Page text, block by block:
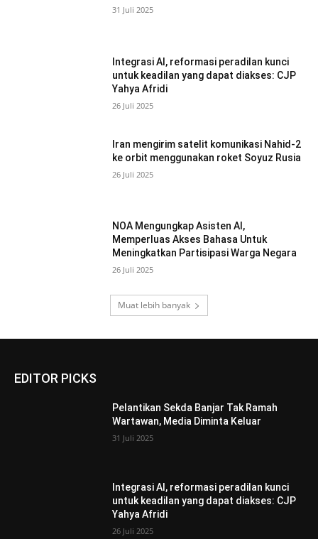
31 Juli 2025
Integrasi AI, reformasi peradilan kunci
untuk keadilan yang dapat diakses: CJP
Yahya Afridi
26 Juli 2025
Iran mengirim satelit komunikasi Nahid-2
ke orbit menggunakan roket Soyuz Rusia
26 Juli 2025
NOA Mengungkap Asisten AI,
Memperluas Akses Bahasa Untuk
Meningkatkan Partisipasi Warga Negara
26 Juli 2025
Muat lebih banyak
EDITOR PICKS
Pelantikan Sekda Banjar Tak Ramah
Wartawan, Media Diminta Keluar
31 Juli 2025
Integrasi AI, reformasi peradilan kunci
untuk keadilan yang dapat diakses: CJP
Yahya Afridi
26 Juli 2025